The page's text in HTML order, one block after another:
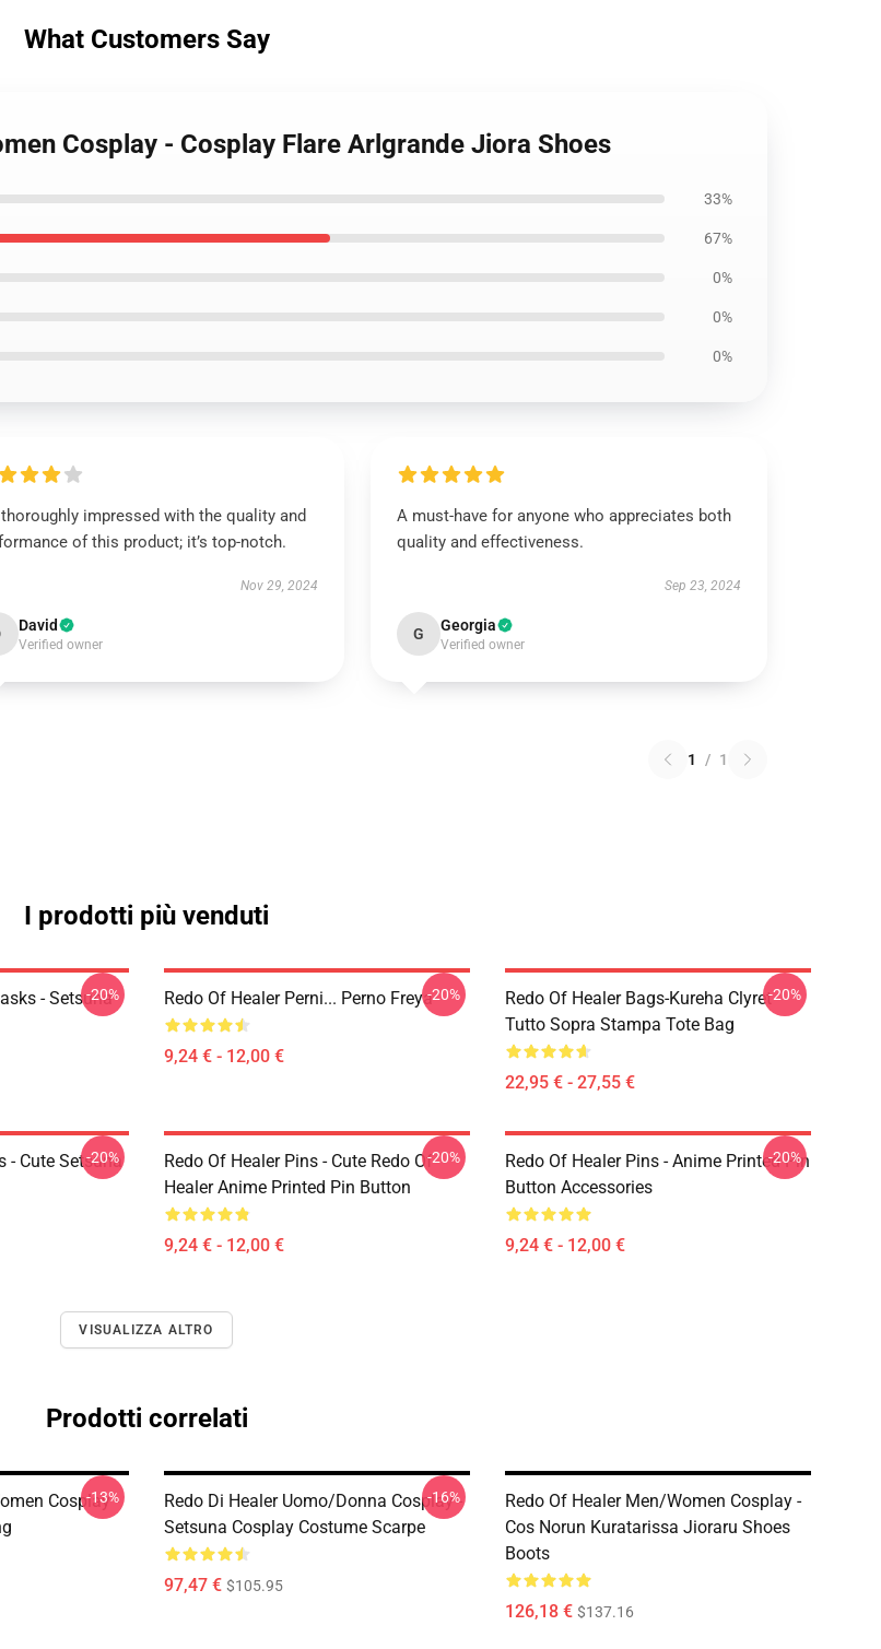
What Customers Say
Cosplay - Cosplay Flare Arlgrande Jiora Shoes
33%
67%
0%
0%
0%
thoroughly impressed with the quality and
of this product; it’s top-notch.
Nov 29, 2024
David
Verified owner
A must-have for anyone who appreciates both
quality and effectiveness.
Sep 23, 2024
G Georgia
Verified owner
1 / 1
I prodotti più venduti
- Setsuna
-20% Redo Of Healer Perni... Perno Freya
9,24 € - 12,00 €
-20%
Redo Of Healer Bags-Kureha Clyret
Tutto Sopra Stampa Tote Bag
22,95 € - 27,55 €
-20%
- Cute Setsuna
-20%
Redo Of Healer Pins - Cute Redo Of
Healer Anime Printed Pin Button
9,24 € - 12,00 €
-20%
Redo Of Healer Pins - Anime Printed Pin
Button Accessories
9,24 € - 12,00 €
-20%
VISUALIZZA ALTRO
Prodotti correlati
Cosplay -
-13%
Redo Di Healer Uomo/Donna Cosplay -
Setsuna Cosplay Costume Scarpe
97,47 € $105.95
-16%
Redo Of Healer Men/Women Cosplay -
Cos Norun Kuratarissa Jioraru Shoes
Boots
126,18 € $137.16